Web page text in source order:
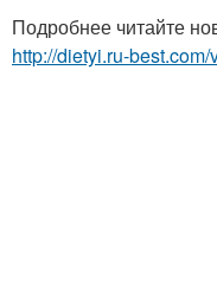
Подробнее читайте
http://dietyi.ru-